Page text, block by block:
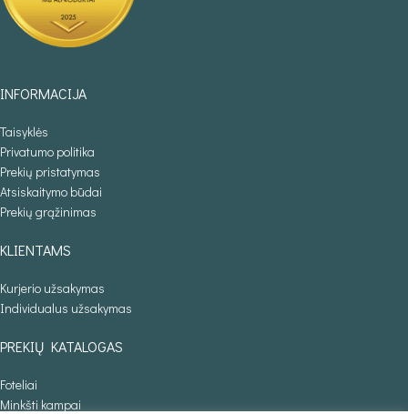
INFORMACIJA
Taisyklės
Privatumo politika
Prekių pristatymas
Atsiskaitymo būdai
Prekių grąžinimas
KLIENTAMS
Kurjerio užsakymas
Individualus užsakymas
PREKIŲ KATALOGAS
Foteliai
Minkšti kampai